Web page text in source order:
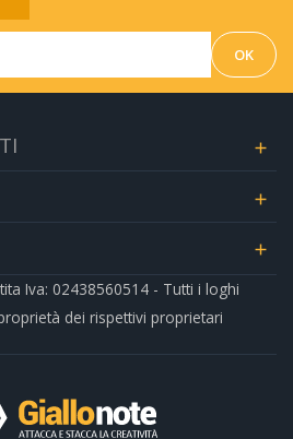



Iva: 02438560514 - Tutti i loghi
dei rispettivi proprietari